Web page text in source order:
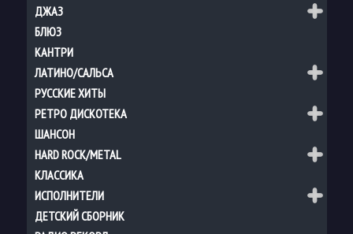
ДЖАЗ
БЛЮЗ
КАНТРИ
ЛАТИНО/САЛЬСА
РУССКИЕ ХИТЫ
РЕТРО ДИСКОТЕКА
ШАНСОН
HARD ROCK/METAL
КЛАССИКА
ИСПОЛНИТЕЛИ
ДЕТСКИЙ СБОРНИК